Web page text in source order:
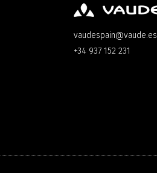
vaudespain@vaude.es
+34 937 152 231